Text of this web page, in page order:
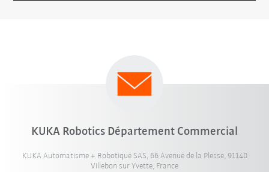
KUKA Robotics Département Commercial
KUKA Automatisme + Robotique SAS, 66 Avenue de la Plesse, 91140
Villebon sur Yvette, France